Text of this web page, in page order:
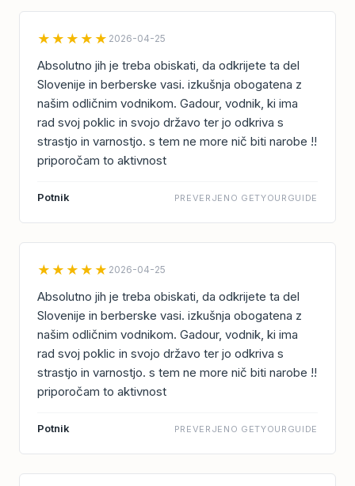
★★★★★ 2026-04-25
Absolutno jih je treba obiskati, da odkrijete ta del
Slovenije in berberske vasi. izkušnja obogatena z
našim odličnim vodnikom. Gadour, vodnik, ki ima
rad svoj poklic in svojo državo ter jo odkriva s
strastjo in varnostjo. s tem ne more nič biti narobe !!
priporočam to aktivnost
Potnik PREVERJENO GETYOURGUIDE
★★★★★ 2026-04-25
Absolutno jih je treba obiskati, da odkrijete ta del
Slovenije in berberske vasi. izkušnja obogatena z
našim odličnim vodnikom. Gadour, vodnik, ki ima
rad svoj poklic in svojo državo ter jo odkriva s
strastjo in varnostjo. s tem ne more nič biti narobe !!
priporočam to aktivnost
Potnik PREVERJENO GETYOURGUIDE